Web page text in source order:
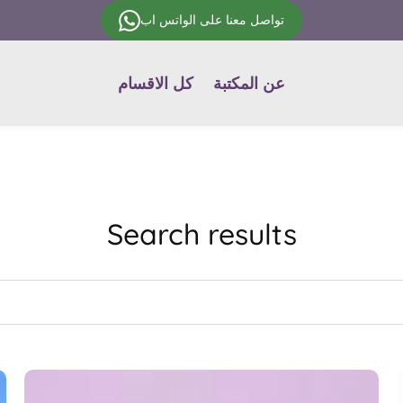
تواصل معنا على الواتس اب
كل الاقسام عن المكتبة
Search results